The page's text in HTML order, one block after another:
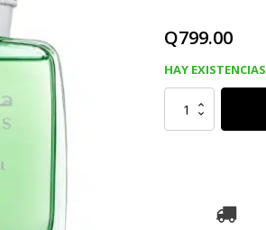
Q799.00
HAY EXISTENCIAS
HAWAS
FOR